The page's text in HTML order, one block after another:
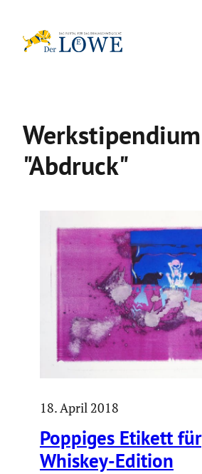
Inhalt
Werkstipendium
"Abdruck"
18. April 2018
Poppiges Etikett für
Whiskey-Edition